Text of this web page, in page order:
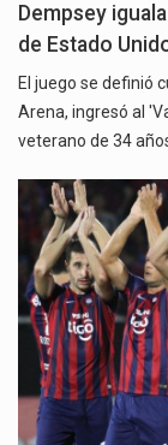
Dempsey
de Estado
El juego se definió
Arena, ingresó al
veterano de 34